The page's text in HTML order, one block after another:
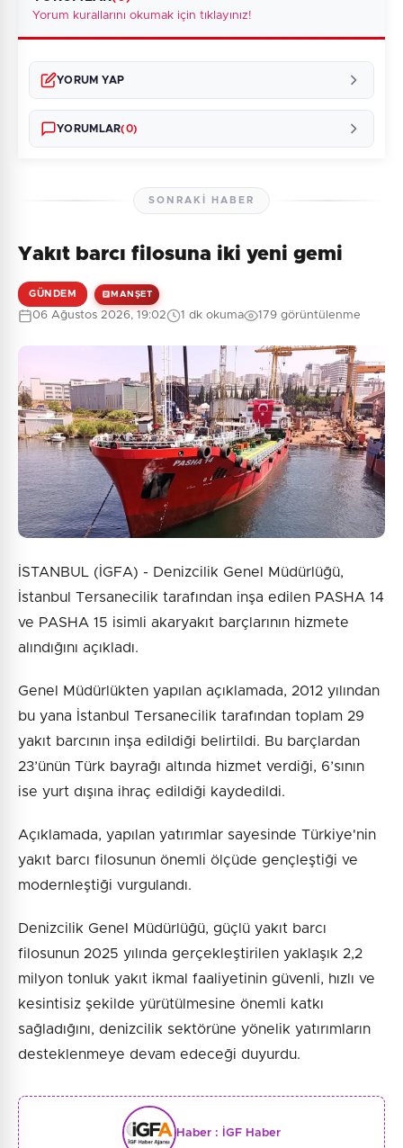
Yorum kurallarını okumak için tıklayınız!
YORUM YAP
0/2000
Güvenlik Sorusu:
6 + 1 = ?
Gönder
YORUMLAR(0)
Henüz yorum yapılmamış. İlk yorumu siz yapın!
SONRAKI HABER
Yakıt barcı filosuna iki yeni gemi
GÜNDEM MANŞET
06 Ağustos 2026, 19:02 1 dk okuma 179 görüntülenme
İSTANBUL (İGFA) - Denizcilik Genel Müdürlüğü,
İstanbul Tersanecilik tarafından inşa edilen PASHA 14
ve PASHA 15 isimli akaryakıt barçlarının hizmete
alındığını açıkladı.
Genel Müdürlükten yapılan açıklamada, 2012 yılından
bu yana İstanbul Tersanecilik tarafından toplam 29
yakıt barcının inşa edildiği belirtildi. Bu barçlardan
23’ünün Türk bayrağı altında hizmet verdiği, 6’sının
ise yurt dışına ihraç edildiği kaydedildi.
Açıklamada, yapılan yatırımlar sayesinde Türkiye'nin
yakıt barcı filosunun önemli ölçüde gençleştiği ve
modernleştiği vurgulandı.
Denizcilik Genel Müdürlüğü, güçlü yakıt barcı
filosunun 2025 yılında gerçekleştirilen yaklaşık 2,2
milyon tonluk yakıt ikmal faaliyetinin güvenli, hızlı ve
kesintisiz şekilde yürütülmesine önemli katkı
sağladığını, denizcilik sektörüne yönelik yatırımların
desteklenmeye devam edeceği duyurdu.
Haber : İGF Haber